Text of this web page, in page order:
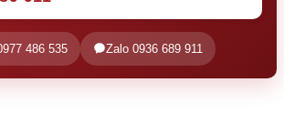
486 535 Zalo 0936 689 911